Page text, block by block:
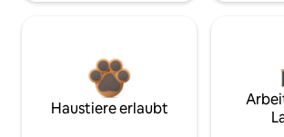
Haustiere erlaubt